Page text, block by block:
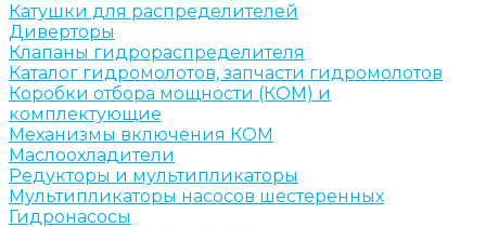
Катушки для распределителей
Диверторы
Клапаны гидрораспределителя
Каталог гидромолотов, запчасти гидромолотов
Коробки отбора мощности (КОМ) и
комплектующие
Механизмы включения КОМ
Маслоохладители
Редукторы и мультипликаторы
Мультипликаторы насосов шестеренных
Гидронасосы